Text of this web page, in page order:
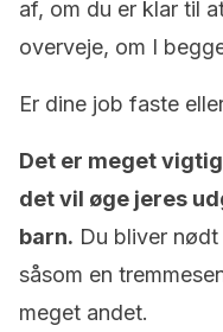
af, om du er klar til
overveje, om I
Er dine job faste
Det er meget
det vil øge jeres
barn. Du bliver
såsom en
meget andet.